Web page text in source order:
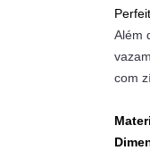
Além
com